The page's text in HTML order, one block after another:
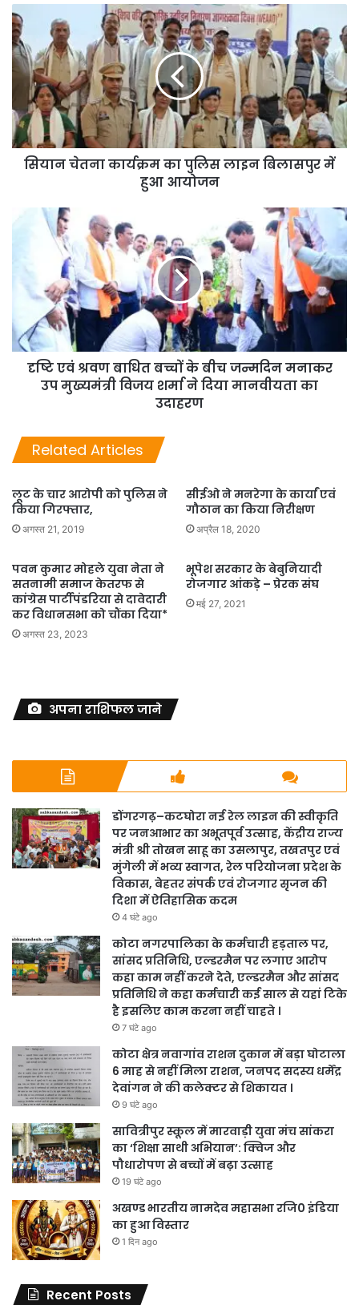
सियान चेतना कार्यक्रम का पुलिस लाइन बिलासपुर में
हुआ आयोजन
दृष्टि एवं श्रवण बाधित बच्चों के बीच जन्मदिन मनाकर
उप मुख्यमंत्री विजय शर्मा ने दिया मानवीयता का
उदाहरण
Related Articles
लूट के चार आरोपी को पुलिस ने
किया गिरफ्तार,
अगस्त 21, 2019
सीईओ ने मनरेगा के कार्यां एवं
गौठान का किया निरीक्षण
अप्रैल 18, 2020
पवन कुमार मोहले युवा नेता ने
सतनामी समाज केतरफ से
कांग्रेस पार्टीपंडरिया से दावेदारी
कर विधानसभा को चौंका दिया*
अगस्त 23, 2023
भूपेश सरकार के बेबुनियादी
रोजगार आंकड़े – प्रेरक संघ
मई 27, 2021
अपना राशिफल जाने
डोंगरगढ़–कटघोरा नई रेल लाइन की स्वीकृति
पर जनआभार का अभूतपूर्व उत्साह, केंद्रीय राज्य
मंत्री श्री तोखन साहू का उसलापुर, तखतपुर एवं
मुंगेली में भव्य स्वागत, रेल परियोजना प्रदेश के
विकास, बेहतर संपर्क एवं रोजगार सृजन की
दिशा में ऐतिहासिक कदम
4 घंटे ago
कोटा नगरपालिका के कर्मचारी हड़ताल पर,
सांसद प्रतिनिधि, एल्डरमैन पर लगाए आरोप
कहा काम नहीं करने देते, एल्डरमैन और सांसद
प्रतिनिधि ने कहा कर्मचारी कई साल से यहां टिके
है इसलिए काम करना नहीं चाहते ।
7 घंटे ago
कोटा क्षेत्र नवागांव राशन दुकान में बड़ा घोटाला
6 माह से नहीं मिला राशन, जनपद सदस्य धर्मेंद्र
देवांगन ने की कलेक्टर से शिकायत ।
9 घंटे ago
सावित्रीपुर स्कूल में मारवाड़ी युवा मंच सांकरा
का ‘शिक्षा साथी अभियान’: क्विज और
पौधारोपण से बच्चों में बढ़ा उत्साह
19 घंटे ago
अखण्ड भारतीय नामदेव महासभा रजि0 इंडिया
का हुआ विस्तार
1 दिन ago
Recent Posts